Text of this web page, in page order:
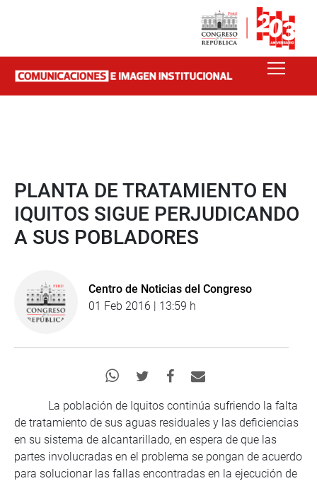
PLANTA DE TRATAMIENTO EN
IQUITOS SIGUE PERJUDICANDO
A SUS POBLADORES
Centro de Noticias del Congreso
01 Feb 2016 | 13:59 h
La población de Iquitos continúa sufriendo la falta
de tratamiento de sus aguas residuales y las deficiencias
en su sistema de alcantarillado, en espera de que las
partes involucradas en el problema se pongan de acuerdo
para solucionar las fallas encontradas en la ejecución de